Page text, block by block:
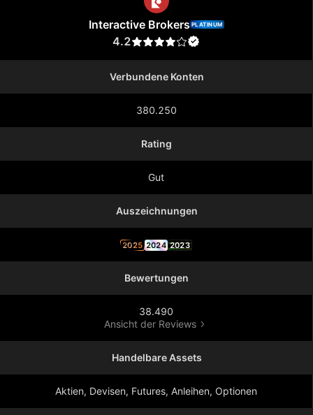
Interactive Brokers PLATINUM
4.2
Verbundene Konten
380.250
Rating
Gut
Auszeichnungen
2025 2024 2023
Bewertungen
38.490
Ansicht der Reviews
Handelbare Assets
Aktien, Devisen, Futures, Anleihen, Optionen